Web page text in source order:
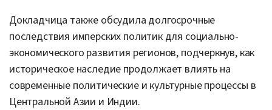
Докладчица также обсудила долгосрочные
последствия имперских политик для социально-
экономического развития регионов, подчеркнув, как
историческое наследие продолжает влиять на
современные политические и культурные процессы в
Центральной Азии и Индии.